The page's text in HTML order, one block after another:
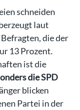
schneiden
laut
die der
13 Prozent.
ist die
die SPD
blicken
Partei in der